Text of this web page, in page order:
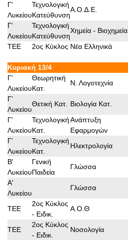
Γ'
Λυκείου
Τεχνολογική
Κατεύθυνση
Α.Ο.Δ.Ε.
Γ'
Λυκείου
Τεχνολογική
Κατεύθυνση
Χημεία - Βιοχημεία
TEE
2ος Κύκλος Νέα Ελληνικά
Κυριακή 13/4
Γ'
Λυκείου
Θεωρητική
Κατ.
Ν. Λογοτεχνία
Γ'
Λυκείου
Θετική Κατ. Βιολογία Κατ.
Γ'
Λυκείου
Τεχνολογική
Κατ.
Ανάπτυξη
Εφαρμογών
Γ'
Λυκείου
Τεχνολογική
Κατ.
Ηλεκτρολογία
B'
Λυκείου
Γενική
Παιδεία
Γλώσσα
Α'
Λυκείου
Γλώσσα
ΤΕΕ
2ος Κύκλος
- Ειδικ.
A.Ο.Θ
ΤΕΕ
2ος Κύκλος
- Ειδικ.
Νοσολογία